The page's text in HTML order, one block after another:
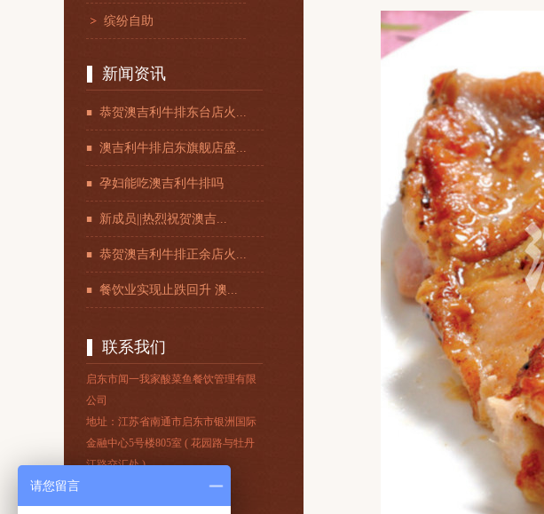
缤纷自助
新闻资讯
恭贺澳吉利牛排东台店火...
澳吉利牛排启东旗舰店盛...
孕妇能吃澳吉利牛排吗
新成员||热烈祝贺澳吉...
恭贺澳吉利牛排正余店火...
餐饮业实现止跌回升 澳...
联系我们
启东市闻一我家酸菜鱼餐饮管理有限
公司
地址：江苏省南通市启东市银洲国际
金融中心5号楼805室 ( 花园路与牡丹
江路交汇处 )
0513-83303717
联系电话：15862857225
请您留言